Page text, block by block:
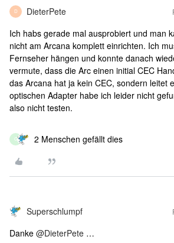
D DieterPete
Ich habs gerade mal ausprobiert und man
nicht am Arcana komplett einrichten. Ich
Fernseher hängen und konnte danach
vermute, dass die Arc einen initial CEC
das Arcana hat ja kein CEC, sondern leitet
optischen Adapter habe ich leider nicht
also nicht testen.
G 2 Menschen gefällt dies
Superschlumpf
Danke @DieterPete …